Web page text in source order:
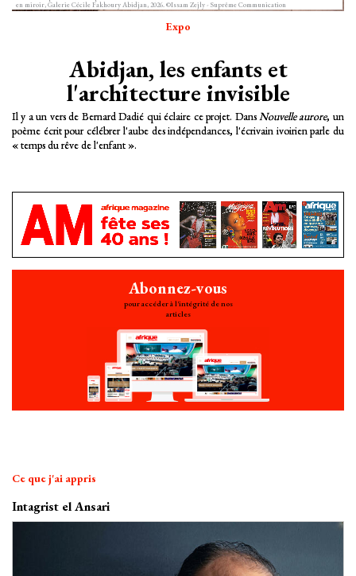
en miroir, Galerie Cécile Fakhoury Abidjan, 2026. ©Issam Zejly - Suprême Communication
Expo
Abidjan, les enfants et
l'architecture invisible
Il y a un vers de Bernard Dadié qui éclaire ce projet. DansNouvelle aurore, un
poème écrit pour célébrer l'aube des indépendances, l'écrivain ivoirien parle du
« temps du rêve de l'enfant ».
Abonnez-vous
pour accéder à l'intégrité de nos
articles
Ce que j'ai appris
Intagrist el Ansari